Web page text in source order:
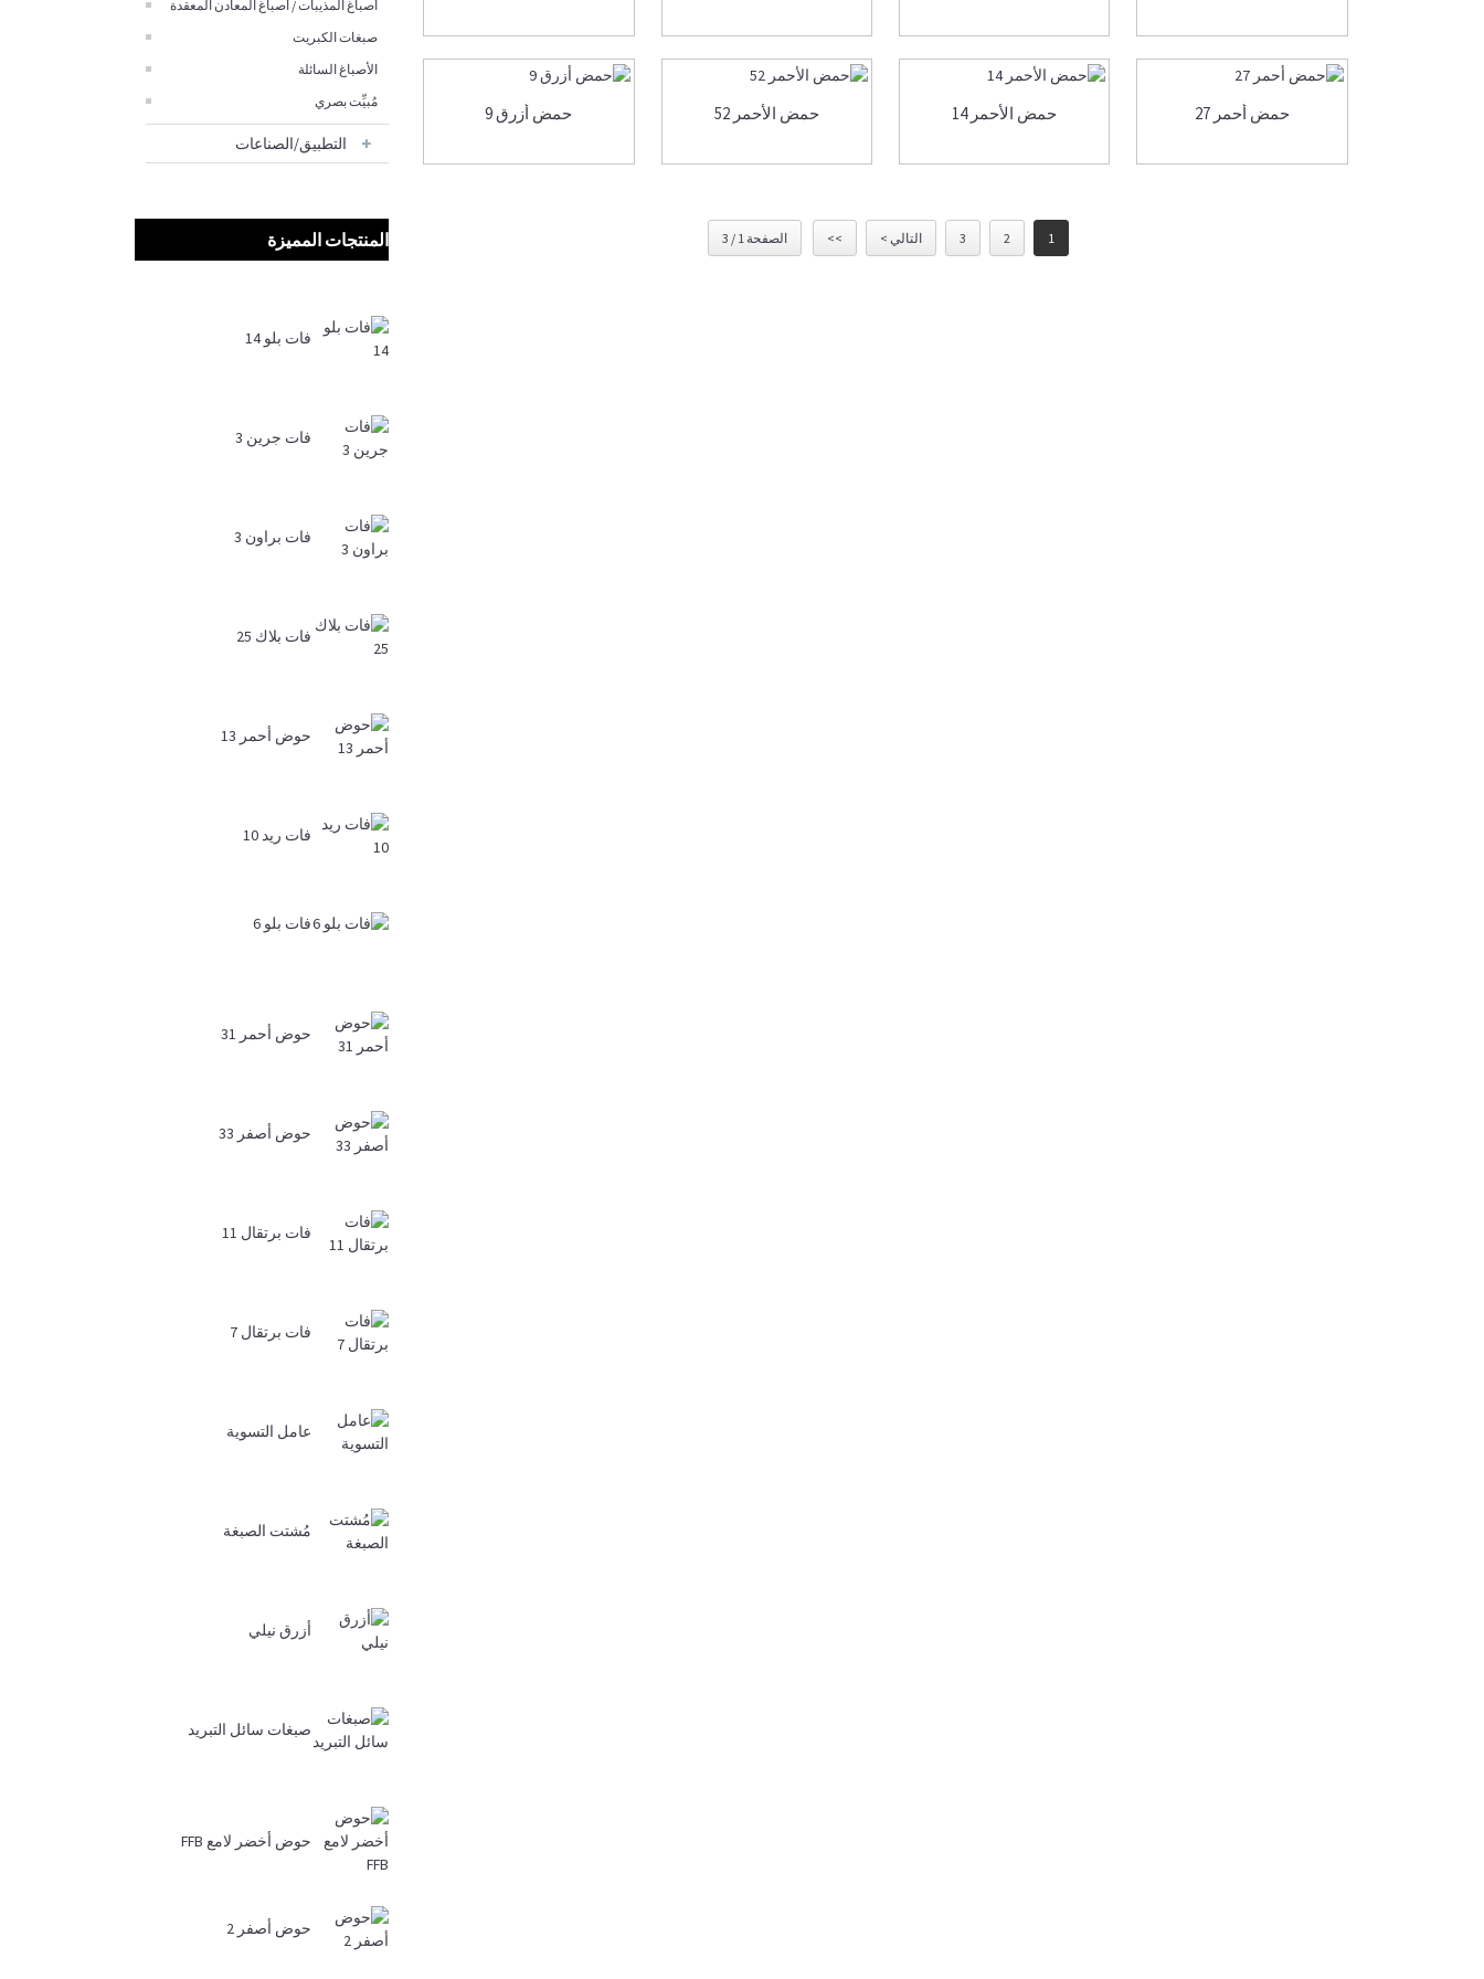
أصباغ المذيبات / أصباغ المعادن المعقدة
صبغات الكبريت
الأصباغ السائلة
مُبيِّت بصري
التطبيق/الصناعات
المنتجات المميزة
فات بلو 14
فات جرين 3
فات براون 3
فات بلاك 25
حوض أحمر 13
فات ريد 10
فات بلو 6
حوض أحمر 31
حوض أصفر 33
فات برتقال 11
فات برتقال 7
عامل التسوية
مُشتت الصبغة
أزرق نيلي
صبغات سائل التبريد
حوض أخضر لامع FFB
حوض أصفر 2
حمض أحمر 27 حمض الأحمر 14 حمض الأحمر 52 حمض أزرق 9
1
2
3 التالي > >> الصفحة 1 / 3